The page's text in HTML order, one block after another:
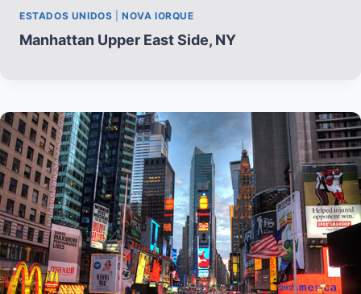
ESTADOS UNIDOS |NOVA IORQUE
Manhattan Upper East Side, NY